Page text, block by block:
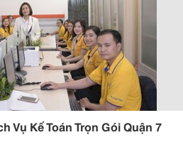
Vụ Kế Toán Trọn Gói Quận 7